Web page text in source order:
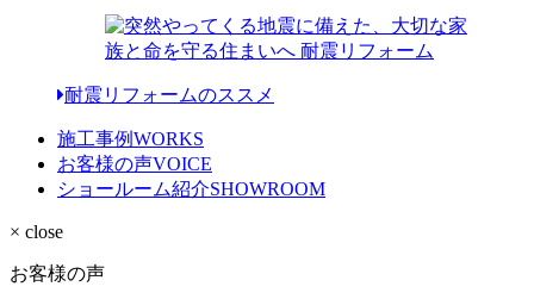
耐震リフォームのススメ
施工事例WORKS
お客様の声VOICE
ショールーム紹介SHOWROOM
× close
お客様の声